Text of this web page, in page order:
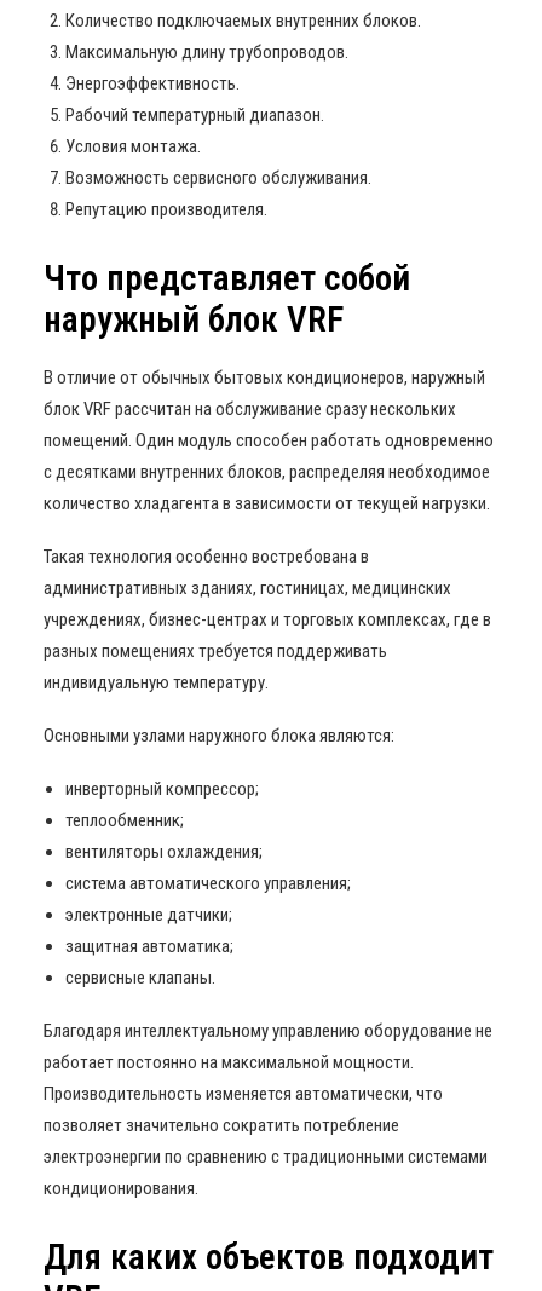
Количество подключаемых внутренних блоков.
Максимальную длину трубопроводов.
Энергоэффективность.
Рабочий температурный диапазон.
Условия монтажа.
Возможность сервисного обслуживания.
Репутацию производителя.
Что представляет собой
наружный блок VRF
В отличие от обычных бытовых кондиционеров, наружный
блок VRF рассчитан на обслуживание сразу нескольких
помещений. Один модуль способен работать одновременно
с десятками внутренних блоков, распределяя необходимое
количество хладагента в зависимости от текущей нагрузки.
Такая технология особенно востребована в
административных зданиях, гостиницах, медицинских
учреждениях, бизнес-центрах и торговых комплексах, где в
разных помещениях требуется поддерживать
индивидуальную температуру.
Основными узлами наружного блока являются:
инверторный компрессор;
теплообменник;
вентиляторы охлаждения;
система автоматического управления;
электронные датчики;
защитная автоматика;
сервисные клапаны.
Благодаря интеллектуальному управлению оборудование не
работает постоянно на максимальной мощности.
Производительность изменяется автоматически, что
позволяет значительно сократить потребление
электроэнергии по сравнению с традиционными системами
кондиционирования.
Для каких объектов подходит